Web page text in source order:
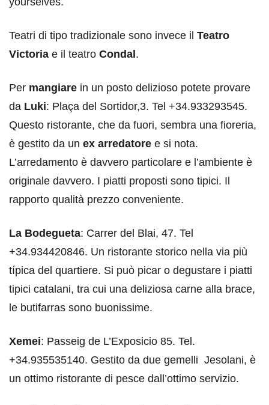
Teatri di tipo tradizionale sono invece il Teatro
Victoria e il teatro Condal.
Per mangiare in un posto delizioso potete provare
da Luki: Plaça del Sortidor,3. Tel +34.933293545.
Questo ristorante, che da fuori, sembra una fioreria,
è gestito da un ex arredatore e si nota.
L’arredamento è davvero particolare e l’ambiente è
originale davvero. I piatti proposti sono tipici. Il
rapporto qualità prezzo conveniente.
La Bodegueta: Carrer del Blai, 47. Tel
+34.934420846. Un ristorante storico nella via più
típica del quartiere. Si può picar o degustare i piatti
tipici catalani, tra cui una deliziosa carne alla brace,
le butifarras sono buonissime.
Xemei: Passeig de L’Exposicio 85. Tel.
+34.935535140. Gestito da due gemelli Jesolani, è
un ottimo ristorante di pesce dall’ottimo servizio.